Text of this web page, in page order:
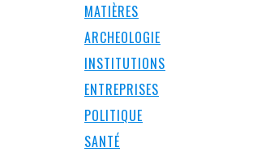
MATIÈRES
ARCHEOLOGIE
INSTITUTIONS
ENTREPRISES
POLITIQUE
SANTÉ